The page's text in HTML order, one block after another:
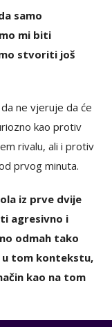
samo
mi biti
stvoriti još
ne vjeruje da će
kao protiv
rivalu, ali i protiv
prvog minuta.
iz prve dvije
agresivno i
odmah tako
tom kontekstu,
kao na tom